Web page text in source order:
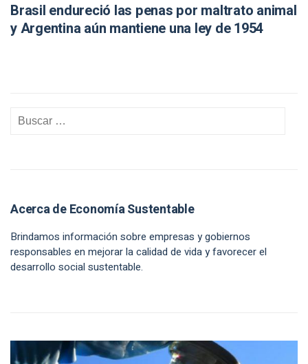
Brasil endureció las penas por maltrato animal
y Argentina aún mantiene una ley de 1954
Acerca de Economía Sustentable
Brindamos información sobre empresas y gobiernos
responsables en mejorar la calidad de vida y favorecer el
desarrollo social sustentable.